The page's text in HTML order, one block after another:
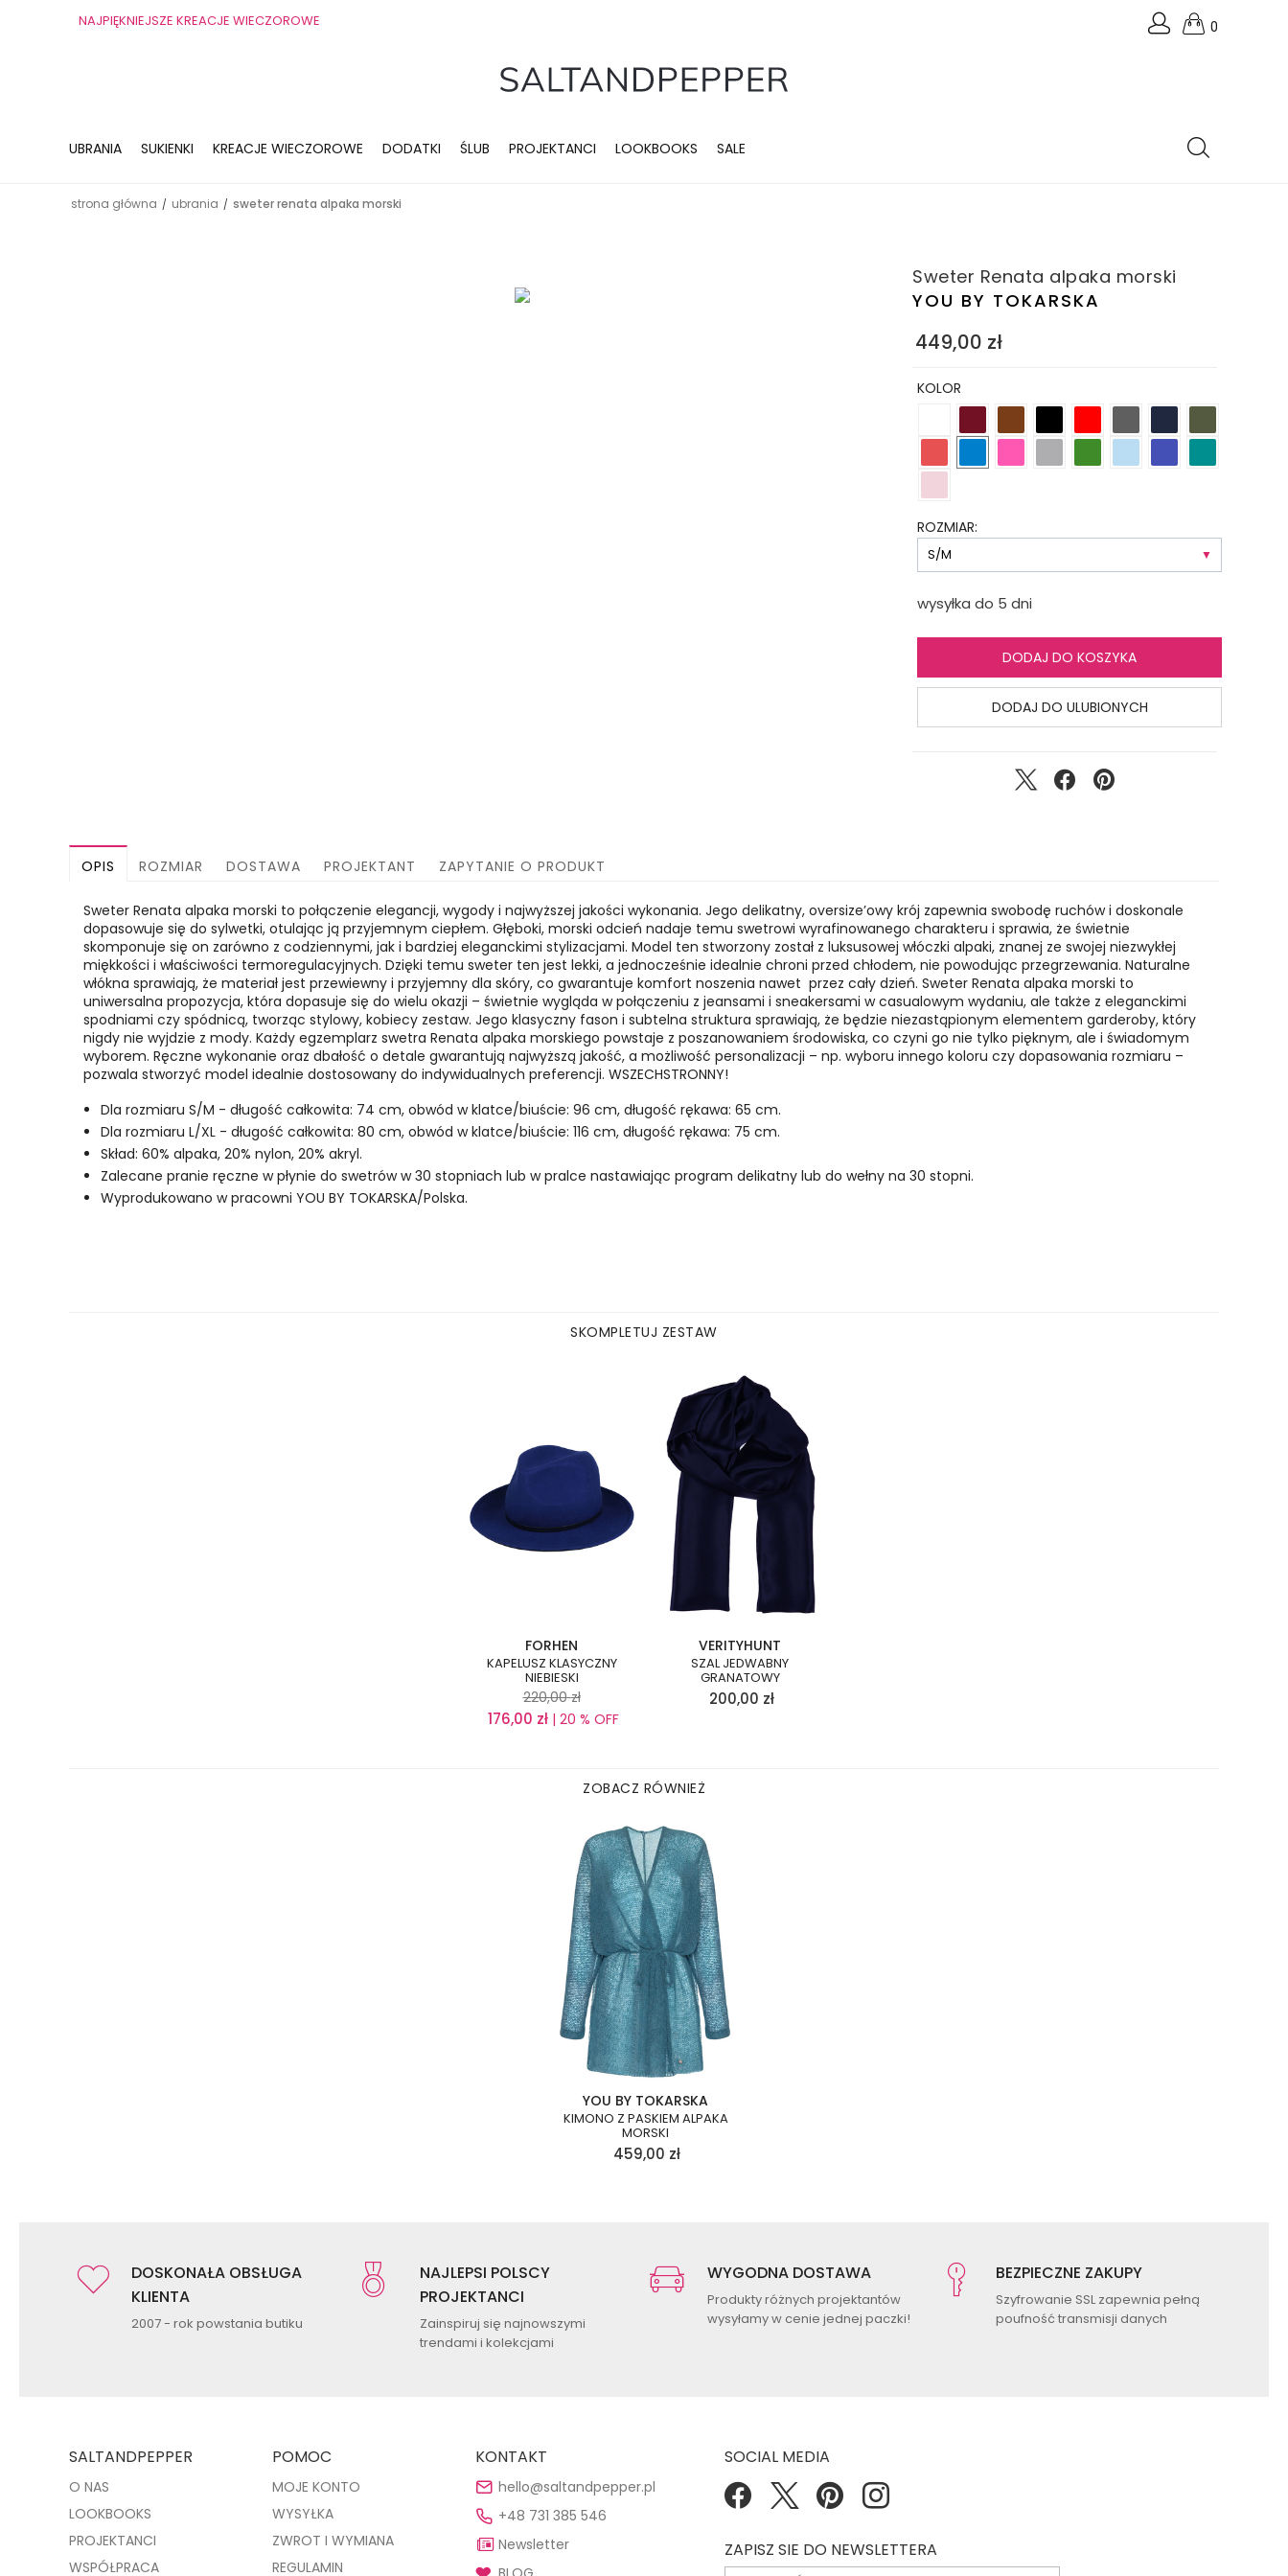
NAJPIĘKNIEJSZE KREACJE WIECZOROWE 0
UBRANIA SUKIENKI KREACJE WIECZOROWE DODATKI ŚLUB PROJEKTANCI LOOKBOOKS SALE
strona główna / ubrania / sweter renata alpaka morski
Sweter Renata alpaka morski
YOU BY TOKARSKA
449,00 zł
KOLOR
ROZMIAR:
wysyłka do 5 dni
DODAJ DO KOSZYKA
DODAJ DO ULUBIONYCH
OPIS ROZMIAR DOSTAWA PROJEKTANT ZAPYTANIE O PRODUKT
Sweter Renata alpaka morski to połączenie elegancji, wygody i najwyższej jakości wykonania. Jego delikatny, oversize’owy krój zapewnia swobodę ruchów i doskonale
dopasowuje się do sylwetki, otulając ją przyjemnym ciepłem. Głęboki, morski odcień nadaje temu swetrowi wyrafinowanego charakteru i sprawia, że świetnie
skomponuje się on zarówno z codziennymi, jak i bardziej eleganckimi stylizacjami. Model ten stworzony został z luksusowej włóczki alpaki, znanej ze swojej niezwykłej
miękkości i właściwości termoregulacyjnych. Dzięki temu sweter ten jest lekki, a jednocześnie idealnie chroni przed chłodem, nie powodując przegrzewania. Naturalne
włókna sprawiają, że materiał jest przewiewny i przyjemny dla skóry, co gwarantuje komfort noszenia nawet przez cały dzień. Sweter Renata alpaka morski to
uniwersalna propozycja, która dopasuje się do wielu okazji – świetnie wygląda w połączeniu z jeansami i sneakersami w casualowym wydaniu, ale także z eleganckimi
spodniami czy spódnicą, tworząc stylowy, kobiecy zestaw. Jego klasyczny fason i subtelna struktura sprawiają, że będzie niezastąpionym elementem garderoby, który
nigdy nie wyjdzie z mody. Każdy egzemplarz swetra Renata alpaka morskiego powstaje z poszanowaniem środowiska, co czyni go nie tylko pięknym, ale i świadomym
wyborem. Ręczne wykonanie oraz dbałość o detale gwarantują najwyższą jakość, a możliwość personalizacji – np. wyboru innego koloru czy dopasowania rozmiaru –
pozwala stworzyć model idealnie dostosowany do indywidualnych preferencji. WSZECHSTRONNY!
Dla rozmiaru S/M - długość całkowita: 74 cm, obwód w klatce/biuście: 96 cm, długość rękawa: 65 cm.
Dla rozmiaru L/XL - długość całkowita: 80 cm, obwód w klatce/biuście: 116 cm, długość rękawa: 75 cm.
Skład: 60% alpaka, 20% nylon, 20% akryl.
Zalecane pranie ręczne w płynie do swetrów w 30 stopniach lub w pralce nastawiając program delikatny lub do wełny na 30 stopni.
Wyprodukowano w pracowni YOU BY TOKARSKA/Polska.
SKOMPLETUJ ZESTAW
FORHEN
KAPELUSZ KLASYCZNY
NIEBIESKI
220,00 zł
176,00 zł| 20 % OFF
VERITYHUNT
SZAL JEDWABNY
GRANATOWY
200,00 zł
ZOBACZ RÓWNIEŻ
YOU BY TOKARSKA
KIMONO Z PASKIEM ALPAKA
MORSKI
459,00 zł
DOSKONAŁA OBSŁUGA
KLIENTA
2007 - rok powstania butiku
NAJLEPSI POLSCY
PROJEKTANCI
Zainspiruj się najnowszymi
trendami i kolekcjami
WYGODNA DOSTAWA
Produkty różnych projektantów
wysyłamy w cenie jednej paczki!
BEZPIECZNE ZAKUPY
Szyfrowanie SSL zapewnia pełną
poufność transmisji danych
SALTANDPEPPER
O NAS
LOOKBOOKS
PROJEKTANCI
WSPÓŁPRACA
POMOC
MOJE KONTO
WYSYŁKA
ZWROT I WYMIANA
REGULAMIN
KONTAKT
hello@saltandpepper.pl
+48 731 385 546
Newsletter
SOCIAL MEDIA
ZAPISZ SIE DO NEWSLETTERA